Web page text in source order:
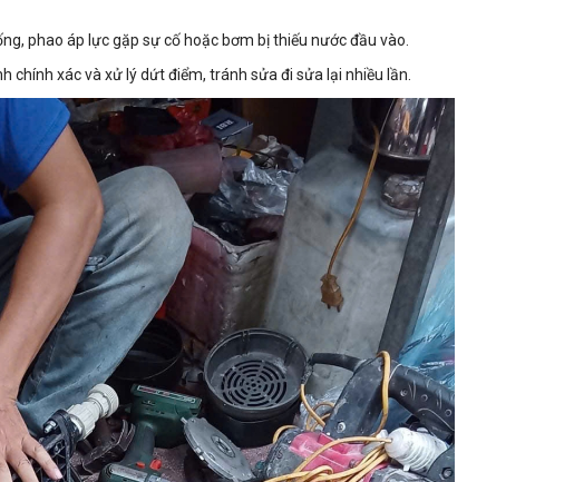
phao áp lực gặp sự cố hoặc bơm bị thiếu nước đầu vào.
chính xác và xử lý dứt điểm, tránh sửa đi sửa lại nhiều lần.